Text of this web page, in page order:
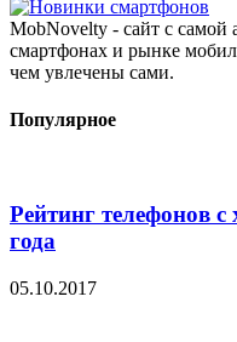
MobNovelty - сайт с самой
смартфонах и рынке
чем увлечены сами.
Популярное
Рейтинг телефонов
года
05.10.2017